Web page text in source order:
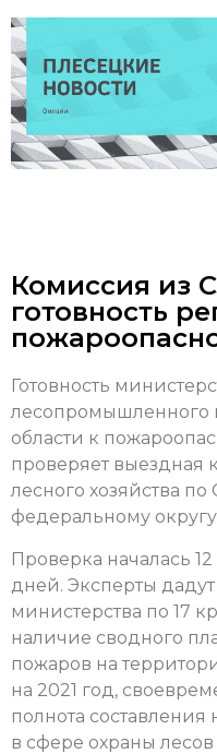
Комиссия из
готовность
Готовность
лесопромышленного
области к
проверяет выездная
лесного хозяйства
федеральному
Проверка началась
дней. Эксперты
министерства по 17
наличие сводного
пожаров на
на 2021 год,
полнота
в сфере охраны